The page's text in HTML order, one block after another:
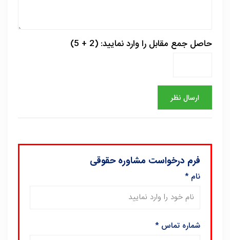
حاصل جمع مقابل را وارد نمایید: (2 + 5)
فرم درخواست مشاوره حقوقی
نام*
شماره تماس*